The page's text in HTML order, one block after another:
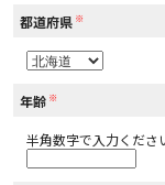
アクセス
オーバーラップ
都道府県 ※
年齢 ※
半角数字で入力くださ